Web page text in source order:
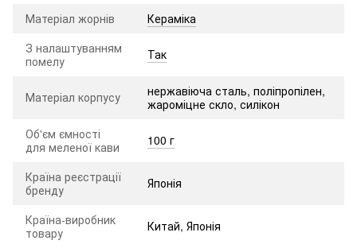
Матеріал жорнів
Кераміка
З налаштуванням
помелу
Так
Матеріал корпусу
нержавіюча сталь, поліпропілен,
жароміцне скло, силікон
Об'єм ємності
для меленої кави
100 г
Країна реєстрації
бренду
Японія
Країна-виробник
товару
Китай, Японія